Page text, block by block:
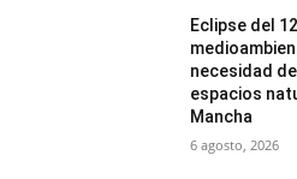
Eclipse del
necesidad
espacios
Mancha
6 agosto, 2026